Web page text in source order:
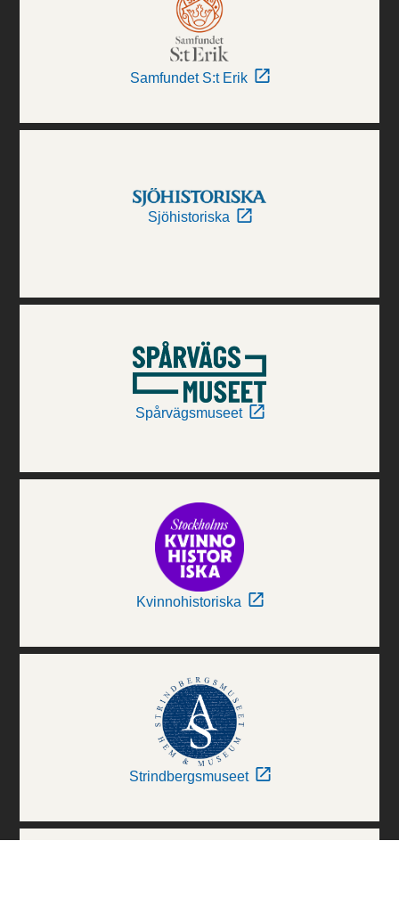
Samfundet S:t Erik
Sjöhistoriska
Spårvägsmuseet
Kvinnohistoriska
Strindbergsmuseet